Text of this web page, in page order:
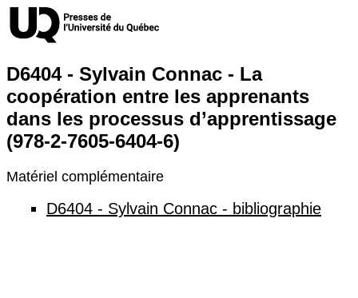
D6404 - Sylvain Connac - La
coopération entre les apprenants
dans les processus d’apprentissage
(978-2-7605-6404-6)
Matériel complémentaire
D6404 - Sylvain Connac - bibliographie